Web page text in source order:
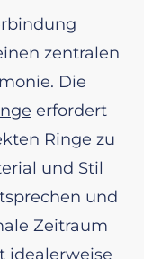
zentralen
Die
erfordert
Ringe zu
und Stil
und
Zeitraum
idealerweise